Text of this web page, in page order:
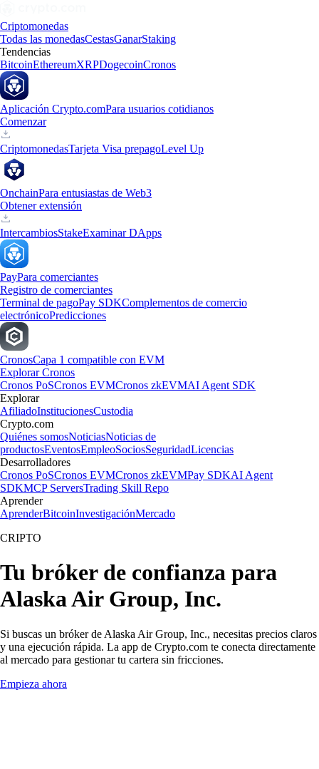
Criptomonedas
Todas las monedasCestasGanarStaking
Tendencias
BitcoinEthereumXRPDogecoinCronos
Aplicación Crypto.comPara usuarios cotidianos
Comenzar
CriptomonedasTarjeta Visa prepagoLevel Up
OnchainPara entusiastas de Web3
Obtener extensión
IntercambiosStakeExaminar DApps
PayPara comerciantes
Registro de comerciantes
Terminal de pagoPay SDKComplementos de comercio
electrónicoPredicciones
CronosCapa 1 compatible con EVM
Explorar Cronos
Cronos PoSCronos EVMCronos zkEVMAI Agent SDK
Explorar
AfiliadoInstitucionesCustodia
Crypto.com
Quiénes somosNoticiasNoticias de
productosEventosEmpleoSociosSeguridadLicencias
Desarrolladores
Cronos PoSCronos EVMCronos zkEVMPay SDKAI Agent
SDKMCP ServersTrading Skill Repo
Aprender
AprenderBitcoinInvestigaciónMercado
CRIPTO
Tu bróker de confianza para
Alaska Air Group, Inc.
Si buscas un bróker de Alaska Air Group, Inc., necesitas precios claros
y una ejecución rápida. La app de Crypto.com te conecta directamente
al mercado para gestionar tu cartera sin fricciones.
Empieza ahora